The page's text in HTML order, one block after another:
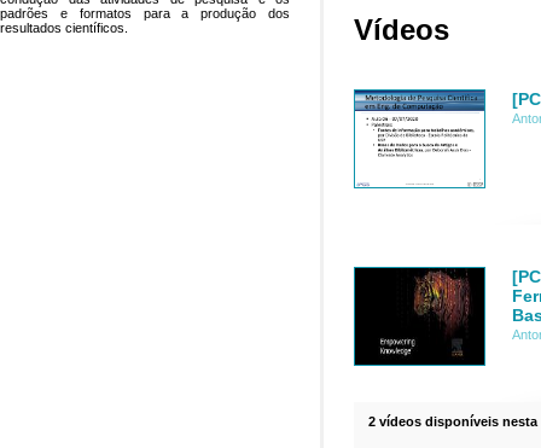
padrões e formatos para a produção dos
resultados científicos.
Vídeos
2 vídeos disponíveis